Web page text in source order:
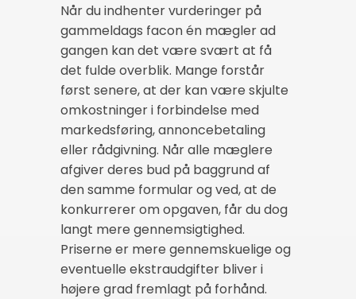
Når du indhenter vurderinger på
gammeldags facon én mægler ad
gangen kan det være svært at få
det fulde overblik. Mange forstår
først senere, at der kan være skjulte
omkostninger i forbindelse med
markedsføring, annoncebetaling
eller rådgivning. Når alle mæglere
afgiver deres bud på baggrund af
den samme formular og ved, at de
konkurrerer om opgaven, får du dog
langt mere gennemsigtighed.
Priserne er mere gennemskuelige og
eventuelle ekstraudgifter bliver i
højere grad fremlagt på forhånd.